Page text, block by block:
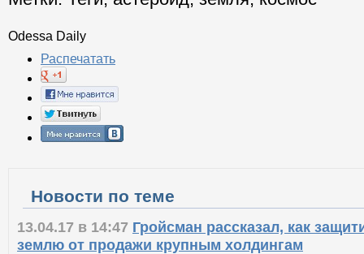
Odessa Daily
Распечатать
Новости по теме
13.04.17 в 14:47 Гройсман рассказал, как
землю от продажи крупным холдингам